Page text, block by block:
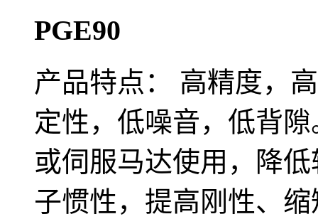
PGE90
产品特点： 高精度，
定性，低噪音，低背
或伺服马达使用，降
子惯性，提高刚性、